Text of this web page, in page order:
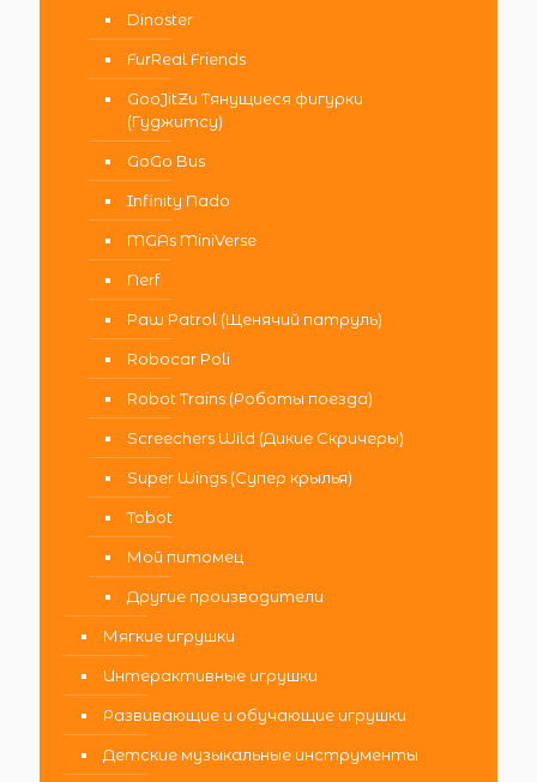
Dinoster
FurReal Friends
GooJitZu Тянущиеся фигурки
(Гуджитсу)
GoGo Bus
Infinity Nado
MGAs MiniVerse
Nerf
Paw Patrol (Щенячий патруль)
Robocar Poli
Robot Trains (Роботы поезда)
Screechers Wild (Дикие Скричеры)
Super Wings (Супер крылья)
Tobot
Мой питомец
Другие производители
Мягкие игрушки
Интерактивные игрушки
Развивающие и обучающие игрушки
Детские музыкальные инструменты